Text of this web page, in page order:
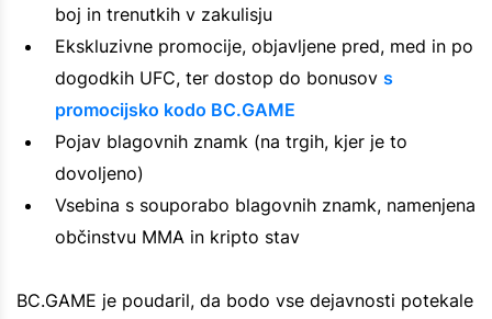
boj in trenutkih v zakulisju
Ekskluzivne promocije, objavljene pred, med in po
dogodkih UFC, ter dostop do bonusov s
promocijsko kodo BC.GAME
Pojav blagovnih znamk (na trgih, kjer je to
dovoljeno)
Vsebina s souporabo blagovnih znamk, namenjena
občinstvu MMA in kripto stav
BC.GAME je poudaril, da bodo vse dejavnosti potekale